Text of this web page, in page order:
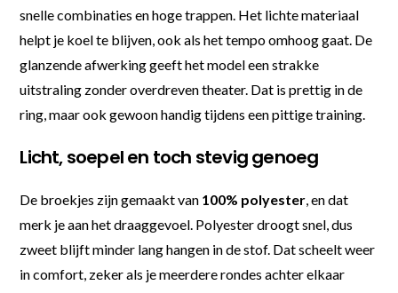
snelle combinaties en hoge trappen. Het lichte materiaal
helpt je koel te blijven, ook als het tempo omhoog gaat. De
glanzende afwerking geeft het model een strakke
uitstraling zonder overdreven theater. Dat is prettig in de
ring, maar ook gewoon handig tijdens een pittige training.
Licht, soepel en toch stevig genoeg
De broekjes zijn gemaakt van 100% polyester, en dat
merk je aan het draaggevoel. Polyester droogt snel, dus
zweet blijft minder lang hangen in de stof. Dat scheelt weer
in comfort, zeker als je meerdere rondes achter elkaar